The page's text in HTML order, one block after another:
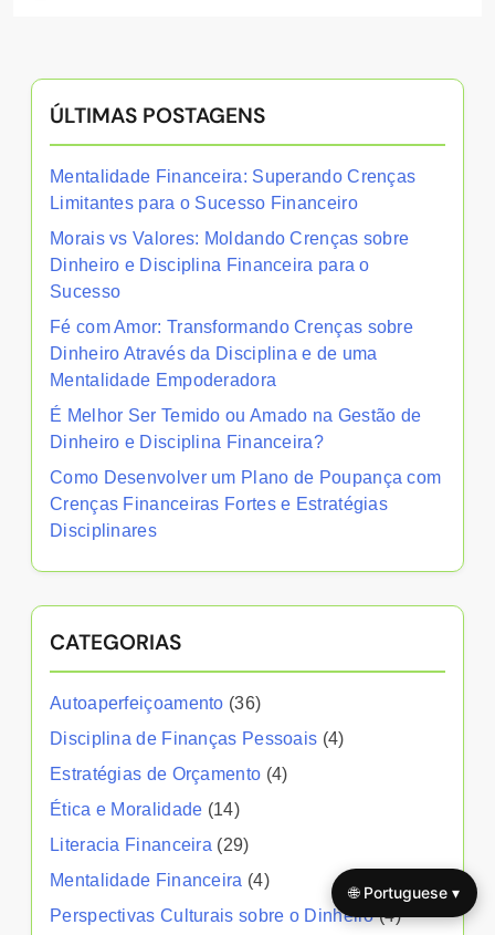
ÚLTIMAS POSTAGENS
Mentalidade Financeira: Superando Crenças
Limitantes para o Sucesso Financeiro
Morais vs Valores: Moldando Crenças sobre
Dinheiro e Disciplina Financeira para o
Sucesso
Fé com Amor: Transformando Crenças sobre
Dinheiro Através da Disciplina e de uma
Mentalidade Empoderadora
É Melhor Ser Temido ou Amado na Gestão de
Dinheiro e Disciplina Financeira?
Como Desenvolver um Plano de Poupança com
Crenças Financeiras Fortes e Estratégias
Disciplinares
CATEGORIAS
Autoaperfeiçoamento (36)
Disciplina de Finanças Pessoais (4)
Estratégias de Orçamento (4)
Ética e Moralidade (14)
Literacia Financeira (29)
Mentalidade Financeira (4)
Perspectivas Culturais sobre o Dinheiro(4)
🌐 Portuguese ▾